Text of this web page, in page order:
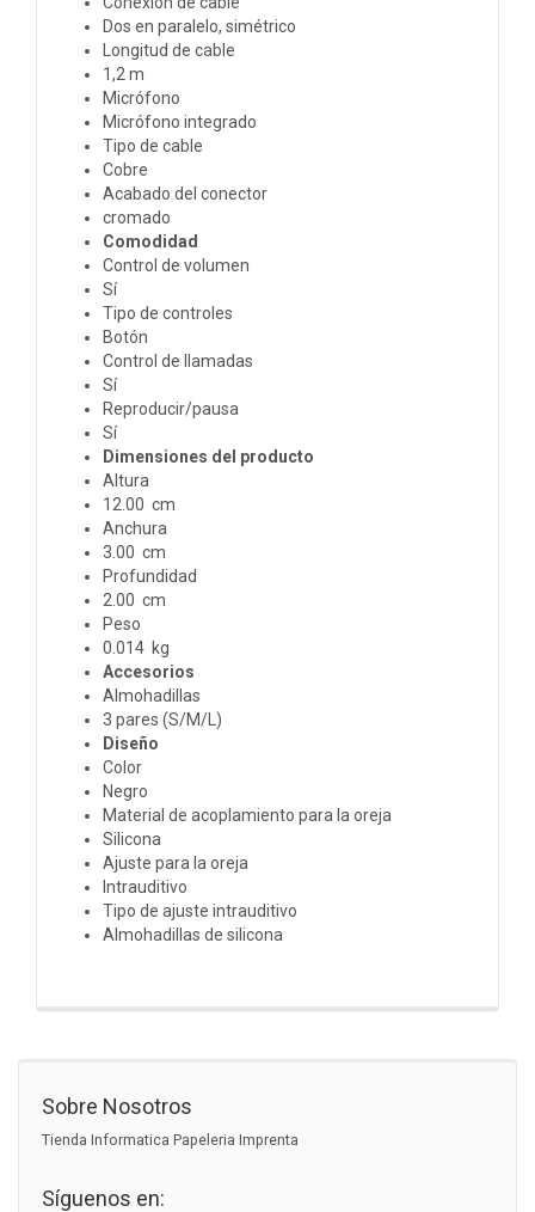
Dos en paralelo, simétrico
Longitud de cable
1,2 m
Micrófono
Micrófono integrado
Tipo de cable
Cobre
Acabado del conector
cromado
Comodidad
Control de volumen
Sí
Tipo de controles
Botón
Control de llamadas
Sí
Reproducir/pausa
Sí
Dimensiones del producto
Altura
12.00 cm
Anchura
3.00 cm
Profundidad
2.00 cm
Peso
0.014 kg
Accesorios
Almohadillas
3 pares (S/M/L)
Diseño
Color
Negro
Material de acoplamiento para la oreja
Silicona
Ajuste para la oreja
Intrauditivo
Tipo de ajuste intrauditivo
Almohadillas de silicona
Sobre Nosotros
Tienda Informatica Papeleria Imprenta
Síguenos en: